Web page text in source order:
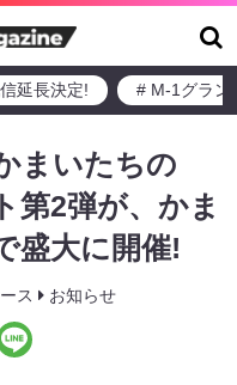
延長決定! # M-1グラン
まいたちの
第2弾が、かま
盛大に開催!
ス お知らせ